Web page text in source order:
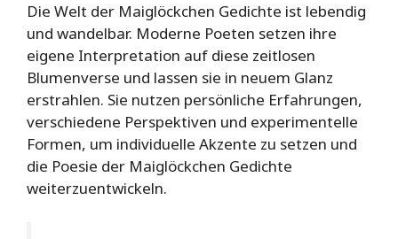
Die Welt der Maiglöckchen Gedichte ist lebendig
und wandelbar. Moderne Poeten setzen ihre
eigene Interpretation auf diese zeitlosen
Blumenverse und lassen sie in neuem Glanz
erstrahlen. Sie nutzen persönliche Erfahrungen,
verschiedene Perspektiven und experimentelle
Formen, um individuelle Akzente zu setzen und
die Poesie der Maiglöckchen Gedichte
weiterzuentwickeln.